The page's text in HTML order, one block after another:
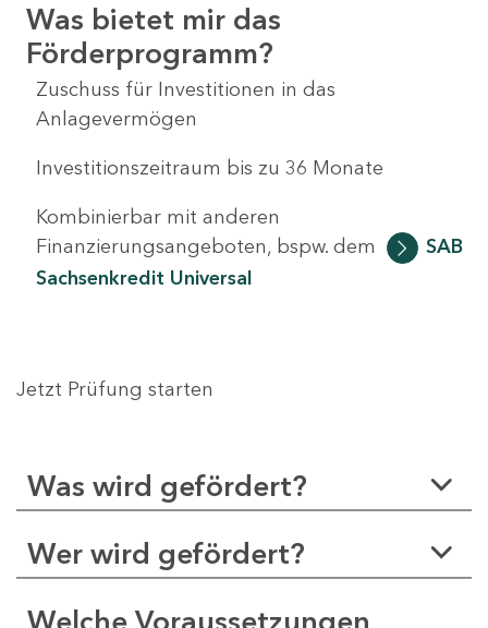
Was bietet mir das
Förderprogramm?
Zuschuss für Investitionen in das
Anlagevermögen
Investitionszeitraum bis zu 36 Monate
Kombinierbar mit anderen
Finanzierungsangeboten, bspw. dem
SAB
Sachsenkredit Universal
Jetzt Prüfung starten
Was wird gefördert?
Wer wird gefördert?
Welche Voraussetzungen